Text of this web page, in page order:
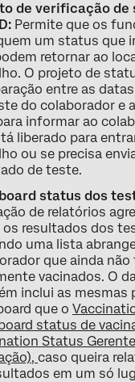
Distribuição
solução XM para
teste de COVID dos
dos
do teste de COVID
status de teste
de acomodações
e
do programa
frequentes
de verificação de
Permite que os
um status que
retornar ao
O projeto de
entre as
do colaborador e
informar ao
liberado para
ou se precisa
de teste.
status dos
de relatórios
os resultados dos
uma lista
que ainda não
vacinados. O
inclui as mesmas
que o
status de
Status
caso queira
em um só